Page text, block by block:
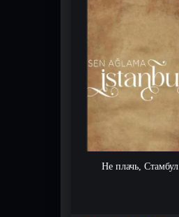
Не плачь, Стамбул